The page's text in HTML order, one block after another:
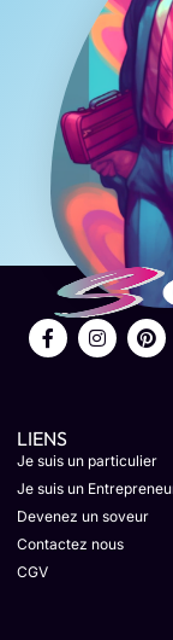
LIENS
Je suis un particulier
Je suis un
Devenez un soveur
Contactez nous
CGV